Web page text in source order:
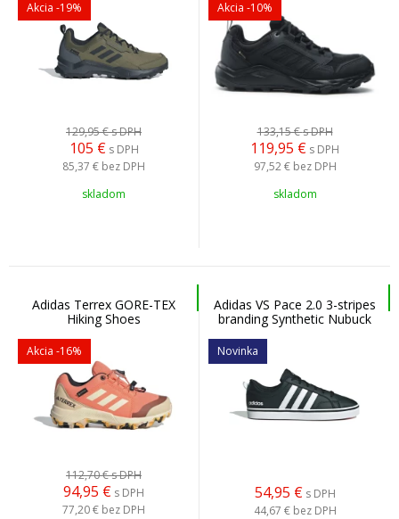
Akcia -19%
129,95 €s DPH
105 € s DPH
85,37 € bez DPH
skladom
Akcia -10%
133,15 €s DPH
119,95 € s DPH
97,52 € bez DPH
skladom
Adidas Terrex GORE-TEX
Hiking Shoes
Corfus/Wonwhi/Cblack -
Dámska/detská turistická
obuv
Akcia -16%
112,70 €s DPH
94,95 € s DPH
77,20 € bez DPH
Adidas VS Pace 2.0 3-stripes
branding Synthetic Nubuck
HP6009 - Pánska
voľnočasová obuv
Novinka
54,95 € s DPH
44,67 € bez DPH